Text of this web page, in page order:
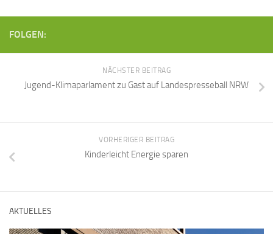
FOLGEN:
NÄCHSTER BEITRAG
Jugend-Klimaparlament zu Gast auf Landespresseball NRW
VORHERIGER BEITRAG
Kinderleicht Energie sparen
AKTUELLES